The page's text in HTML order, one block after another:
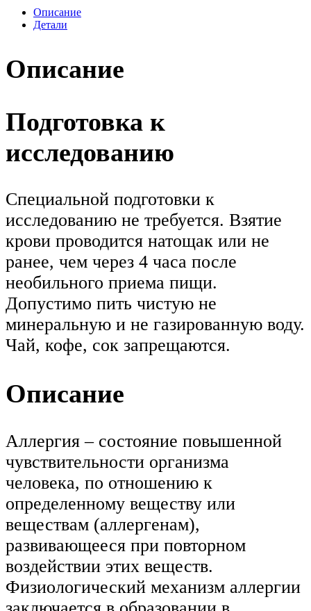
Описание
Детали
Описание
Подготовка к
исследованию
Специальной подготовки к
исследованию не требуется. Взятие
крови проводится натощак или не
ранее, чем через 4 часа после
необильного приема пищи.
Допустимо пить чистую не
минеральную и не газированную воду.
Чай, кофе, сок запрещаются.
Описание
Аллергия – состояние повышенной
чувствительности организма
человека, по отношению к
определенному веществу или
веществам (аллергенам),
развивающееся при повторном
воздействии этих веществ.
Физиологический механизм аллергии